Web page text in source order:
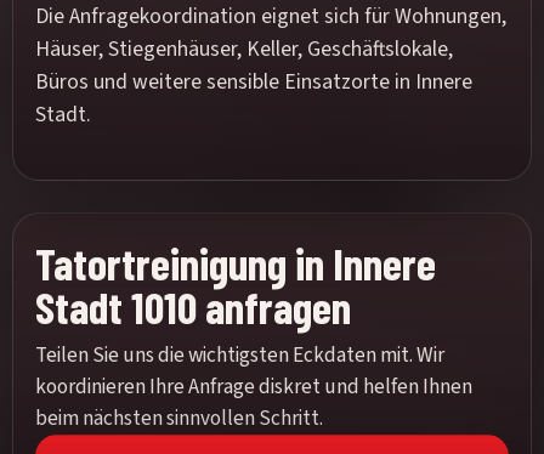
Die Anfragekoordination eignet sich für Wohnungen,
Häuser, Stiegenhäuser, Keller, Geschäftslokale,
Büros und weitere sensible Einsatzorte in Innere
Stadt.
Tatortreinigung in Innere
Stadt 1010 anfragen
Teilen Sie uns die wichtigsten Eckdaten mit. Wir
koordinieren Ihre Anfrage diskret und helfen Ihnen
beim nächsten sinnvollen Schritt.